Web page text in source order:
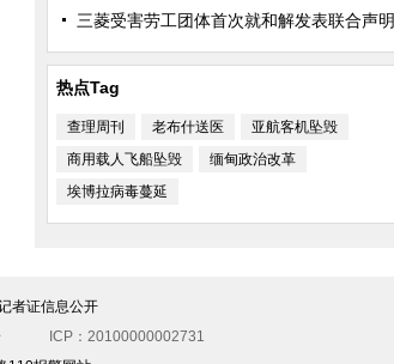
三菱受害劳工团体首次就和解发表联合声明
热点Tag
查理周刊 老布什送医
亚航客机坠毁
商用载人飞船坠毁
缅甸政治改革
埃博拉病毒蔓延
者证信息公开
ICP：20100000002731